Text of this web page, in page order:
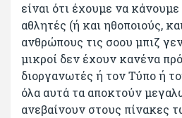
είναι ότι έχουμε να
αθλητές (ή και ηθοποιούς,
ανθρώπους τις σοου μπιζ
μικροί δεν έχουν κανένα
διοργανωτές ή τον Τύπο ή
όλα αυτά τα αποκτούν
ανεβαίνουν στους πίνακες